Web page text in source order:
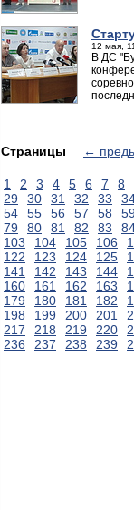
12 мая,
В ДС
Страницы ←
1 2 3 4 5 6 7
8
29
30 31 32 33
54
55 56 57 58
79
80 81 82 83
103
104 105 106
122
123 124 125
141
142 143 144
160
161 162 163
179
180 181 182
198
199 200 201
217
218 219 220
236
237 238 239